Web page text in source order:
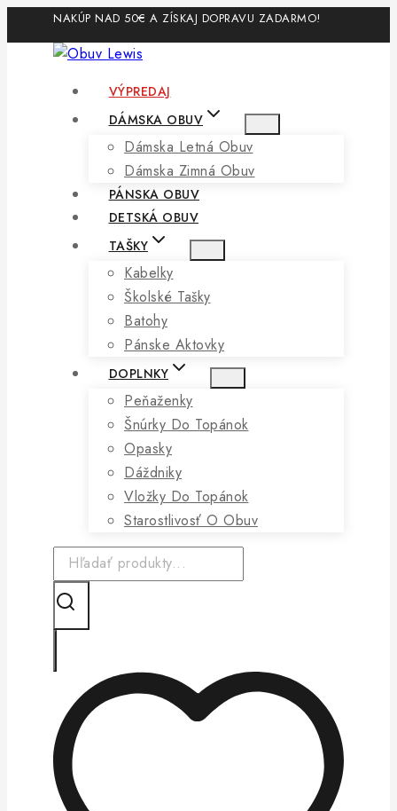
to
content
NAKÚP NAD 50€ A ZÍSKAJ DOPRAVU ZADARMO!
VÝPREDAJ
DÁMSKA OBUV
Dámska Letná Obuv
Dámska Zimná Obuv
PÁNSKA OBUV
DETSKÁ OBUV
TAŠKY
Kabelky
Školské Tašky
Batohy
Pánske Aktovky
DOPLNKY
Peňaženky
Šnúrky Do Topánok
Opasky
Dáždniky
Vložky Do Topánok
Starostlivosť O Obuv
Hľadanie: